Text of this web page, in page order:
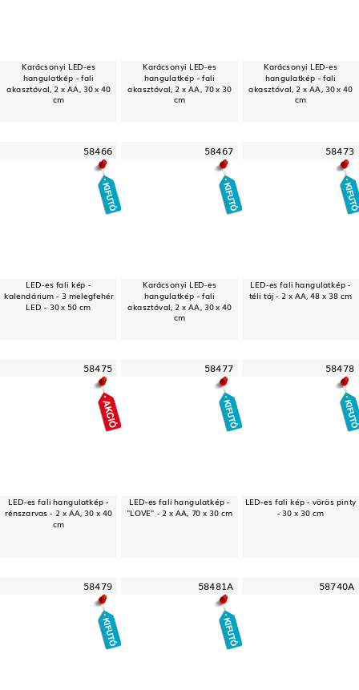
Karácsonyi LED-es
hangulatkép - fali
akasztóval, 2 x AA, 30 x 40
cm
Karácsonyi LED-es
hangulatkép - fali
akasztóval, 2 x AA, 70 x 30
cm
Karácsonyi LED-es
hangulatkép - fali
akasztóval, 2 x AA, 30 x 40
cm
58466
LED-es fali kép -
kalendárium - 3 melegfehér
LED - 30 x 50 cm
58467
Karácsonyi LED-es
hangulatkép - fali
akasztóval, 2 x AA, 30 x 40
cm
58473
LED-es fali hangulatkép -
téli táj - 2 x AA, 48 x 38 cm
58475
LED-es fali hangulatkép -
rénszarvas - 2 x AA, 30 x 40
cm
58477
LED-es fali hangulatkép -
"LOVE" - 2 x AA, 70 x 30 cm
58478
LED-es fali kép - vörös pinty
- 30 x 30 cm
58479 58481A 58740A